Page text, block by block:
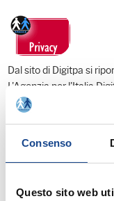
Consenso
Questo sito web
Dal sito di Digitpa si
L'Agenzia per l'Italia
online le
consapevolezza che
informativo pubblico è
Gli eventi sismici che